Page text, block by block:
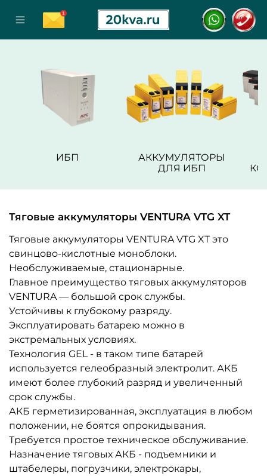
ИБП
АККУМУЛЯТОРЫ
ДЛЯ ИБП
Тяговые аккумуляторы VENTURA VTG XT
Тяговые аккумуляторы VENTURA VTG XT это
свинцово-кислотные моноблоки.
Необслуживаемые, стационарные.
Главное преимущество тяговых аккумуляторов
VENTURA — большой срок службы.
Устойчивы к глубокому разряду.
Эксплуатировать батарею можно в
экстремальных условиях.
Технология GEL - в таком типе батарей
используется гелеобразный электролит. АКБ
имеют более глубокий разряд и увеличенный
срок службы.
АКБ герметизированная, эксплуатация в любом
положении, не боятся опрокидывания.
Требуется простое техническое обслуживание.
Назначение тяговых АКБ - подъемники и
штабелеры, погрузчики, электрокары,